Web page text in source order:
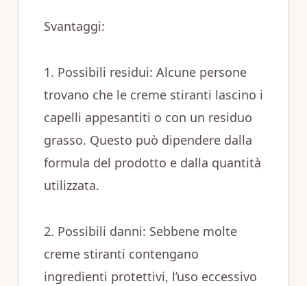
Svantaggi:
1. Possibili residui: Alcune persone
trovano che le creme stiranti lascino i
capelli appesantiti o con un residuo
grasso. Questo può dipendere dalla
formula del prodotto e dalla quantità
utilizzata.
2. Possibili danni: Sebbene molte
creme stiranti contengano
ingredienti protettivi, l’uso eccessivo